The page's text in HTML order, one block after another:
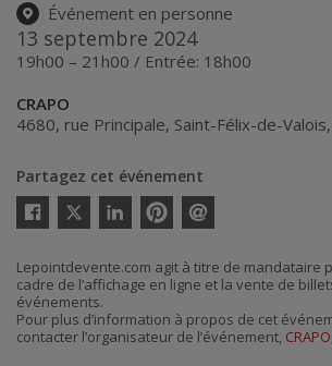
Événement en personne
13 septembre 2024
19h00 – 21h00 / Entrée: 18h00
CRAPO
4680, rue Principale, Saint-Félix-de-Valois,
Partagez cet événement
Twitter
courriel
Lepointdevente.com agit à titre de mandataire
cadre de l’affichage en ligne et la vente de
événements.
Pour plus d’information à propos de cet
contacter l’organisateur de l’événement, CRAPO